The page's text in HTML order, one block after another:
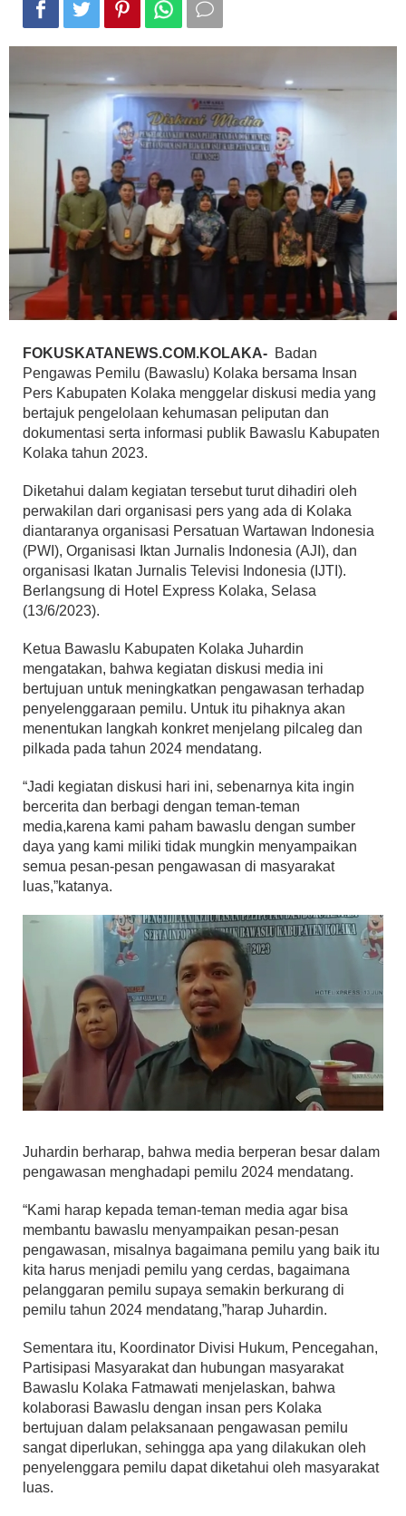
FOKUSKATANEWS.COM.KOLAKA- Badan
Pengawas Pemilu (Bawaslu) Kolaka bersama Insan
Pers Kabupaten Kolaka menggelar diskusi media yang
bertajuk pengelolaan kehumasan peliputan dan
dokumentasi serta informasi publik Bawaslu Kabupaten
Kolaka tahun 2023.
Diketahui dalam kegiatan tersebut turut dihadiri oleh
perwakilan dari organisasi pers yang ada di Kolaka
diantaranya organisasi Persatuan Wartawan Indonesia
(PWI), Organisasi Iktan Jurnalis Indonesia (AJI), dan
organisasi Ikatan Jurnalis Televisi Indonesia (IJTI).
Berlangsung di Hotel Express Kolaka, Selasa
(13/6/2023).
Ketua Bawaslu Kabupaten Kolaka Juhardin
mengatakan, bahwa kegiatan diskusi media ini
bertujuan untuk meningkatkan pengawasan terhadap
penyelenggaraan pemilu. Untuk itu pihaknya akan
menentukan langkah konkret menjelang pilcaleg dan
pilkada pada tahun 2024 mendatang.
“Jadi kegiatan diskusi hari ini, sebenarnya kita ingin
bercerita dan berbagi dengan teman-teman
media,karena kami paham bawaslu dengan sumber
daya yang kami miliki tidak mungkin menyampaikan
semua pesan-pesan pengawasan di masyarakat
luas,”katanya.
Juhardin berharap, bahwa media berperan besar dalam
pengawasan menghadapi pemilu 2024 mendatang.
“Kami harap kepada teman-teman media agar bisa
membantu bawaslu menyampaikan pesan-pesan
pengawasan, misalnya bagaimana pemilu yang baik itu
kita harus menjadi pemilu yang cerdas, bagaimana
pelanggaran pemilu supaya semakin berkurang di
pemilu tahun 2024 mendatang,”harap Juhardin.
Sementara itu, Koordinator Divisi Hukum, Pencegahan,
Partisipasi Masyarakat dan hubungan masyarakat
Bawaslu Kolaka Fatmawati menjelaskan, bahwa
kolaborasi Bawaslu dengan insan pers Kolaka
bertujuan dalam pelaksanaan pengawasan pemilu
sangat diperlukan, sehingga apa yang dilakukan oleh
penyelenggara pemilu dapat diketahui oleh masyarakat
luas.